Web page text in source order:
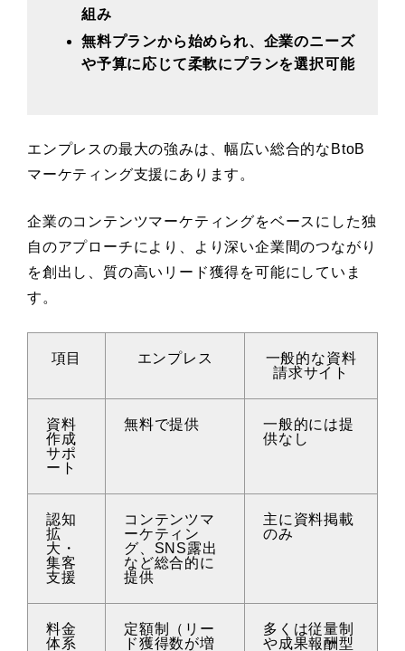
組み
無料プランから始められ、企業のニーズ
や予算に応じて柔軟にプランを選択可能
エンプレスの最大の強みは、幅広い総合的なBtoB
マーケティング支援にあります。
企業のコンテンツマーケティングをベースにした独
自のアプローチにより、より深い企業間のつながり
を創出し、質の高いリード獲得を可能にしていま
す。
項目 エンプレス
一般的な資料
請求サイト
資料
作成
サポ
ート
無料で提供
一般的には提
供なし
認知
拡
大・
集客
支援
コンテンツマ
ーケティン
グ、SNS露出
など総合的に
提供
主に資料掲載
のみ
料金
体系
定額制（リー
ド獲得数が増
多くは従量制
や成果報酬型